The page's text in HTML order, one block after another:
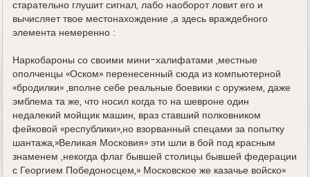
старательно глушит сигнал, лабо наоборот ловит его и
вычисляет твое местонахождение ,а здесь враждебного
элемента немеренно :
Наркобароны со своими мини-халифатами ,местные
ополченцы «Оском» перенесенный сюда из компьютерной
«бродилки» ,вполне себе реальные боевики с оружием, даже
эмблема та же, что носил когда то на шевроне один
недалекий мойщик машин, враз ставший полковником
фейковой «республики»,но взорванный спецами за попытку
шантажа,»Великая Московия» эти шли в бой под красным
знаменем ,некогда флаг бывшей столицы бывшей федерации
с Георгием Победоносцем,» Московское же казачье войско»